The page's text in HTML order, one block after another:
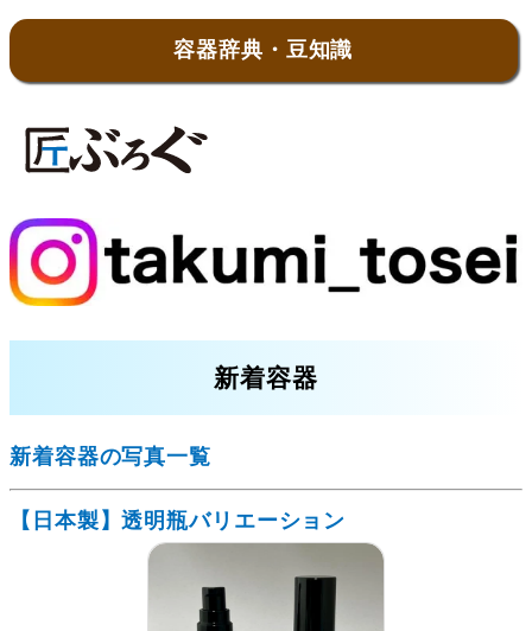
容器辞典・豆知識
新着容器
新着容器の写真一覧
【日本製】透明瓶バリエーション